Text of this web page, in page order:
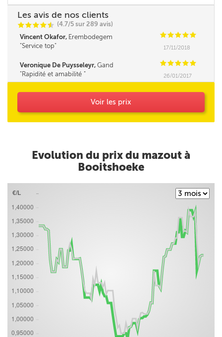
Les avis de nos clients
CCCCi
@ (4.7/5 sur 289 avis)
Vincent Okafor, Erembodegem CCCCC
Service top
17/11/2018
Veronique De Puysseleyr, Gand CCCCC
Rapidité et amabilité
26/01/2017
Voir les prix
Evolution du prix du mazout à
Booitshoeke